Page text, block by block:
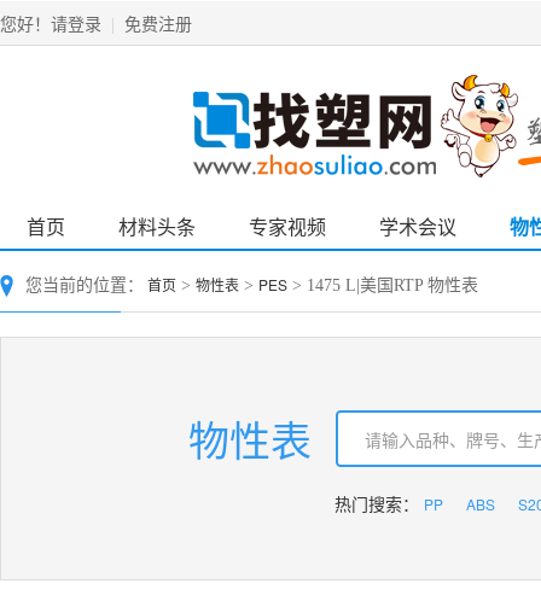
您好！ 请登录 免费注册
首页 材料头条 专家视频 学术会议 物
您当前的位置： 首页 > 物性表 > PES > 1475 L|美国RTP 物性表
物性表
热门搜索： PP ABS